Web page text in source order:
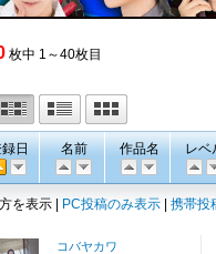
枚中 1～40枚目
日 名前 作品名 レベ
を表示 | PC投稿のみ表示 携帯投
コバヤカワ